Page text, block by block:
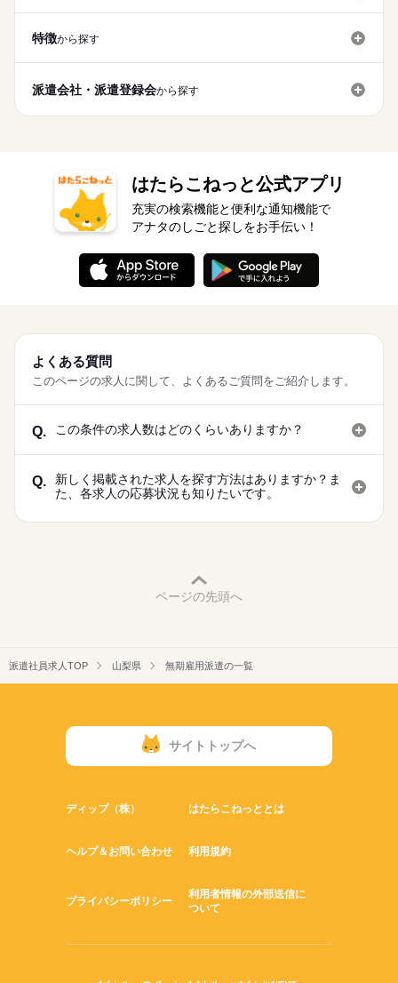
特徴から探す
派遣会社・派遣登録会から探す
はたらこねっと公式アプリ
充実の検索機能と便利な通知機能で
アナタのしごと探しをお手伝い！
よくある質問
このページの求人に関して、よくあるご質問をご紹介します。
Q. この条件の求人数はどのくらいありますか？
Q.
新しく掲載された求人を探す方法はありますか？ま
た、各求人の応募状況も知りたいです。
ページの先頭へ
派遣社員求人TOP 山梨県 無期雇用派遣の一覧
サイトトップへ
ディップ（株） はたらこねっととは
ヘルプ＆お問い合わせ 利用規約
プライバシーポリシー
利用者情報の外部送信に
ついて